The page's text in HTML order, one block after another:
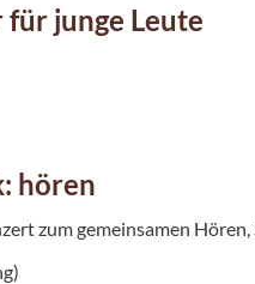
junge Leute
hören
zum gemeinsamen